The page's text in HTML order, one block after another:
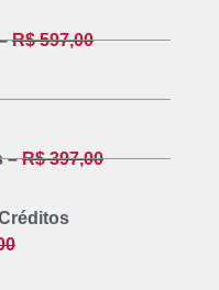
R$ 597,00
–R$ 397,00